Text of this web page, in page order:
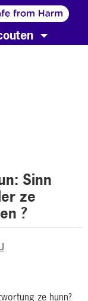
Sinn
ze
?
Sauer
ze hunn?